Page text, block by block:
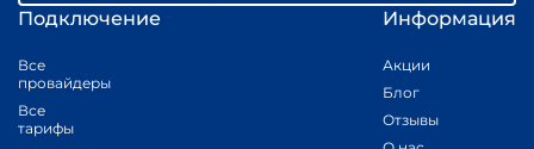
Подключение
Все
провайдеры
Все
тарифы
Информация
Акции
Блог
Отзывы